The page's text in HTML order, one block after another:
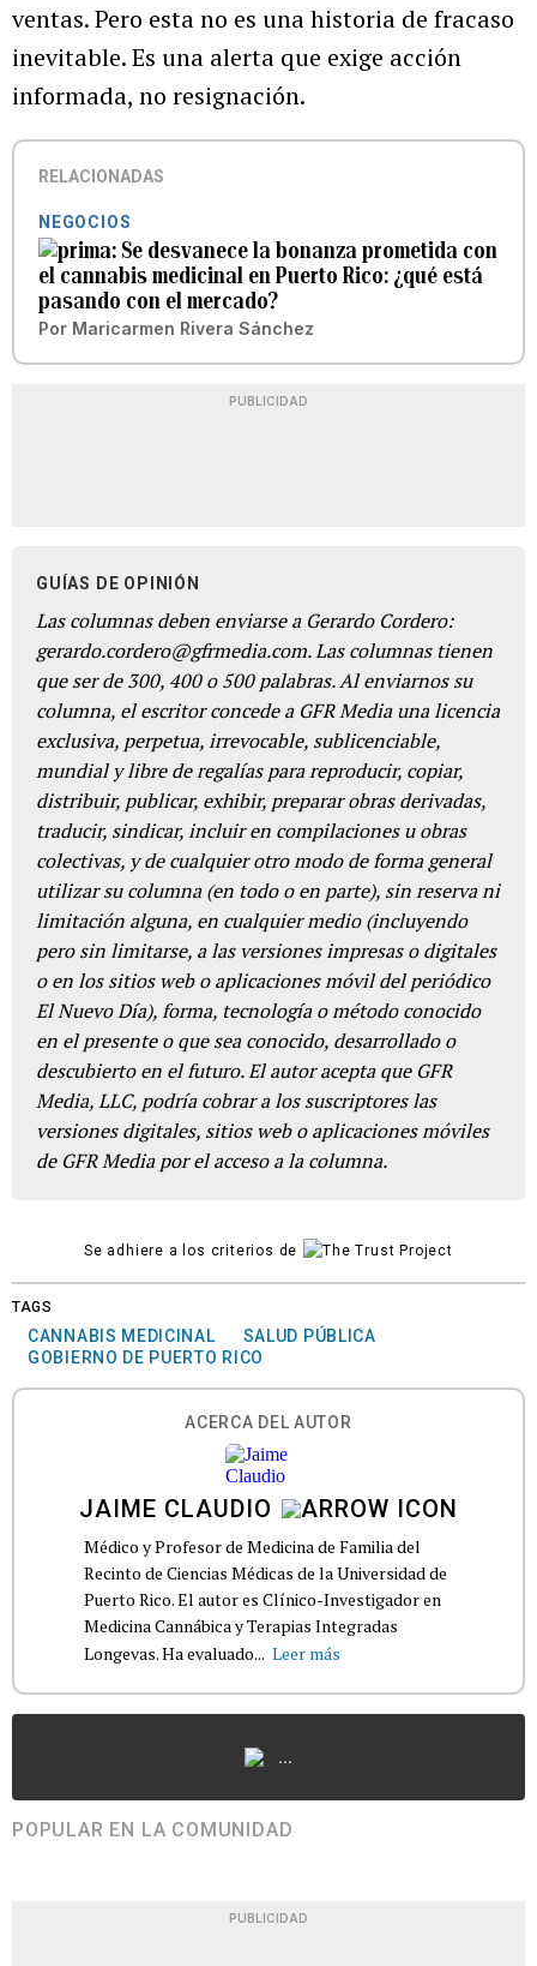
ventas. Pero esta no es una historia de fracaso
inevitable. Es una alerta que exige acción
informada, no resignación.
RELACIONADAS
NEGOCIOS
Se desvanece la bonanza prometida con
el cannabis medicinal en Puerto Rico: ¿qué está
pasando con el mercado?
Por Maricarmen Rivera Sánchez
PUBLICIDAD
GUÍAS DE OPINIÓN
Las columnas deben enviarse a Gerardo Cordero:
gerardo.cordero@gfrmedia.com. Las columnas tienen
que ser de 300, 400 o 500 palabras. Al enviarnos su
columna, el escritor concede a GFR Media una licencia
exclusiva, perpetua, irrevocable, sublicenciable,
mundial y libre de regalías para reproducir, copiar,
distribuir, publicar, exhibir, preparar obras derivadas,
traducir, sindicar, incluir en compilaciones u obras
colectivas, y de cualquier otro modo de forma general
utilizar su columna (en todo o en parte), sin reserva ni
limitación alguna, en cualquier medio (incluyendo
pero sin limitarse, a las versiones impresas o digitales
o en los sitios web o aplicaciones móvil del periódico
El Nuevo Día), forma, tecnología o método conocido
en el presente o que sea conocido, desarrollado o
descubierto en el futuro. El autor acepta que GFR
Media, LLC, podría cobrar a los suscriptores las
versiones digitales, sitios web o aplicaciones móviles
de GFR Media por el acceso a la columna.
Se adhiere a los criterios de
TAGS
CANNABIS MEDICINAL
SALUD PÚBLICA
GOBIERNO DE PUERTO RICO
ACERCA DEL AUTOR
JAIME CLAUDIO
Médico y Profesor de Medicina de Familia del
Recinto de Ciencias Médicas de la Universidad de
Puerto Rico. El autor es Clínico-Investigador en
Medicina Cannábica y Terapias Integradas
Longevas. Ha evaluado... Leer más
...
POPULAR EN LA COMUNIDAD
PUBLICIDAD